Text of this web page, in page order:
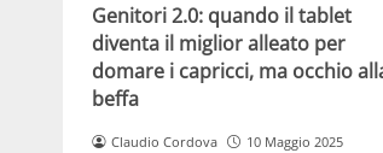
Genitori 2.0: quando il tablet
diventa il miglior alleato per
domare i capricci, ma occhio
beffa
Claudio Cordova 10 Maggio 2025